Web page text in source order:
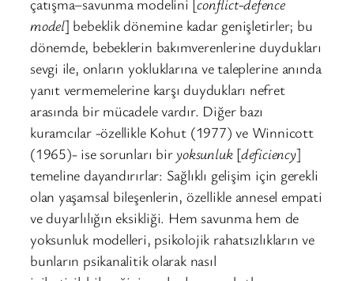
çatışma–savunma modelini [conflict-defence
model] bebeklik dönemine kadar genişletirler; bu
dönemde, bebeklerin bakımverenlerine duydukları
sevgi ile, onların yokluklarına ve taleplerine anında
yanıt vermemelerine karşı duydukları nefret
arasında bir mücadele vardır. Diğer bazı
kuramcılar -özellikle Kohut (1977) ve Winnicott
(1965)- ise sorunları biryoksunluk[deficiency]
temeline dayandırırlar: Sağlıklı gelişim için gerekli
olan yaşamsal bileşenlerin, özellikle annesel empati
ve duyarlılığın eksikliği. Hem savunma hem de
yoksunluk modelleri, psikolojik rahatsızlıkların ve
bunların psikanalitik olarak nasıl